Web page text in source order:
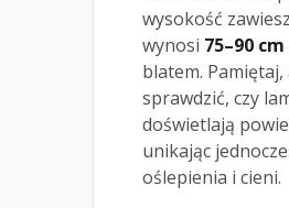
wysokość
wynosi 75–90 cm
blatem. Pamiętaj,
sprawdzić, czy
doświetlają
unikając
oślepienia i cieni.